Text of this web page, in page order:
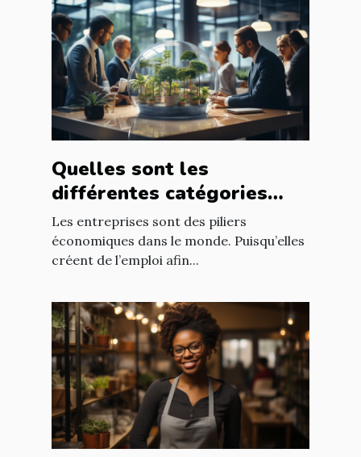
Quelles sont les
différentes catégories
d’entreprise ?
Les entreprises sont des piliers
économiques dans le monde. Puisqu’elles
créent de l’emploi afin...